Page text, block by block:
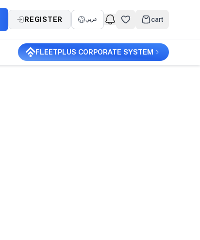
REGISTER عربي cart
FLEETPLUS CORPORATE SYSTEM